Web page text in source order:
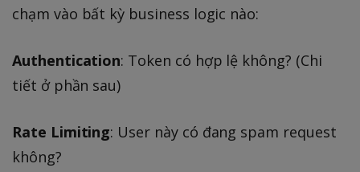
chạm vào bất kỳ business logic nào:
Authentication: Token có hợp lệ không? (Chi
tiết ở phần sau)
Rate Limiting: User này có đang spam request
không?